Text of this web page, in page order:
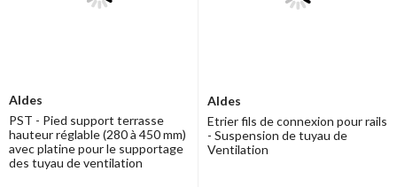
Aldes
PST - Pied support terrasse
hauteur réglable (280 à 450 mm)
avec platine pour le supportage
des tuyau de ventilation
Aldes
Etrier fils de connexion pour rails
- Suspension de tuyau de
Ventilation